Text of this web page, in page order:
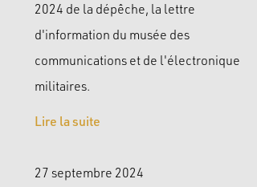
2024 de la dépêche, la lettre
d'information du musée des
communications et de l'électronique
militaires.
Lire la suite
27 septembre 2024